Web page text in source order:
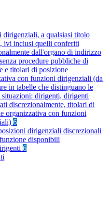
dirigenziali, a qualsiasi titolo
ivi inclusi quelli conferiti
dall'organo di indirizzo
procedure pubbliche di
e titolari di posizione
con funzioni dirigenziali (da
in tabelle che distinguano le
situazioni: dirigenti, dirigenti
discrezionalmente, titolari di
organizzativa con funzioni
6
dirigenziali discrezionali
disponibili
6